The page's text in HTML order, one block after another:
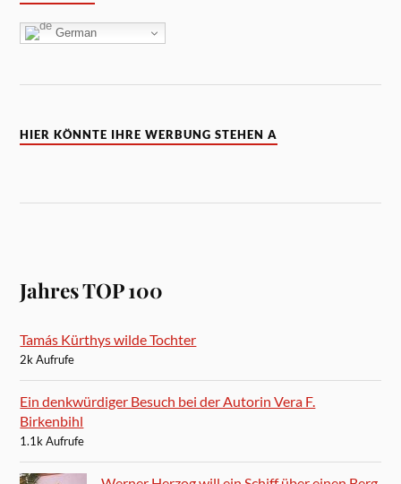
German
HIER KÖNNTE IHRE WERBUNG STEHEN A
Jahres TOP 100
Tamás Kürthys wilde Tochter
2k Aufrufe
Ein denkwürdiger Besuch bei der Autorin Vera F.
Birkenbihl
1.1k Aufrufe